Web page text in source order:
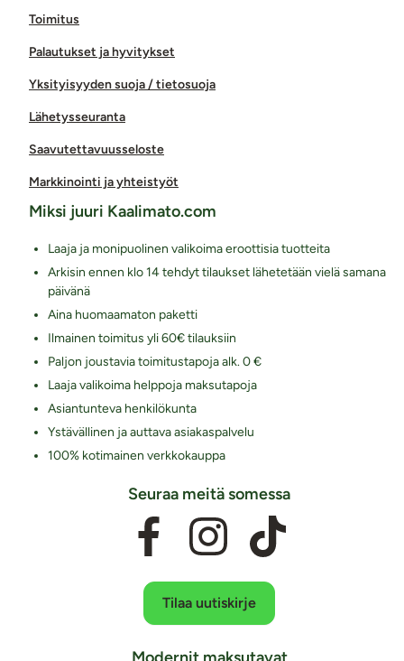
Toimitus
Palautukset ja hyvitykset
Yksityisyyden suoja / tietosuoja
Lähetysseuranta
Saavutettavuusseloste
Markkinointi ja yhteistyöt
Miksi juuri Kaalimato.com
Laaja ja monipuolinen valikoima eroottisia tuotteita
Arkisin ennen klo 14 tehdyt tilaukset lähetetään vielä samana
päivänä
Aina huomaamaton paketti
Ilmainen toimitus yli 60€ tilauksiin
Paljon joustavia toimitustapoja alk. 0 €
Laaja valikoima helppoja maksutapoja
Asiantunteva henkilökunta
Ystävällinen ja auttava asiakaspalvelu
100% kotimainen verkkokauppa
Seuraa meitä somessa
Tilaa uutiskirje
Modernit maksutavat